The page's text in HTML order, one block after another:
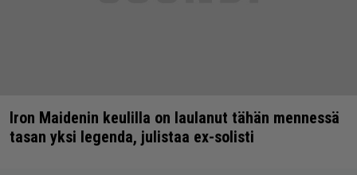
Iron Maidenin keulilla on laulanut tähän mennessä
tasan yksi legenda, julistaa ex-solisti